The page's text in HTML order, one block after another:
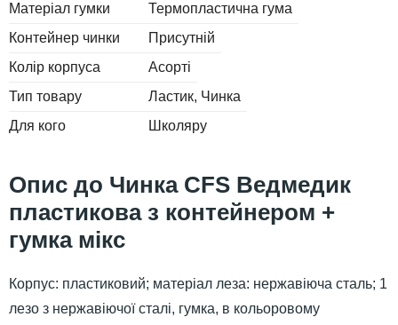
Матеріал гумки
Термопластична гума
Контейнер чинки
Присутній
Колір корпуса
Асорті
Тип товару
Ластик Чинка
Для кого
Школяру
Чинка СFS Ведмедик
пластикова з контейнером +
гумка мікс
Корпус: пластиковий; матеріал леза: нержавіюча сталь; 1
лезо з нержавіючої сталі, гумка, в кольоровому